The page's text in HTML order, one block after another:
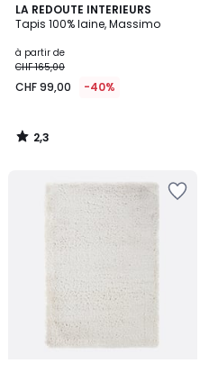
LA REDOUTE INTERIEURS
Tapis 100% laine, Massimo
à partir de
CHF 165,00
CHF 99,00 -40%
2,3
/ 5
2,3
/